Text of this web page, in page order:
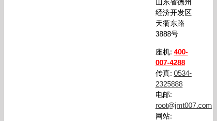
山东省德州
经济开发区
天衢东路
3888号
座机: 400-
007-4288
传真: 0534-
2325888
电邮:
root@jmt007.com
网站: